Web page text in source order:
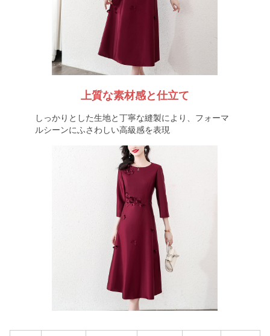
上質な素材感と仕立て
しっかりとした生地と丁寧な縫製により、フォーマ
ルシーンにふさわしい高級感を表現